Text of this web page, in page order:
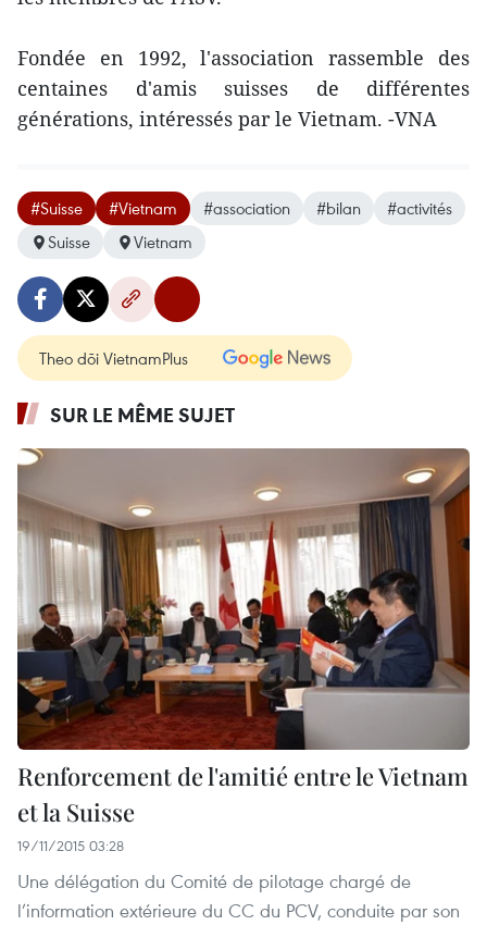
Fondée en 1992, l'association rassemble des
centaines d'amis suisses de différentes
générations, intéressés par le Vietnam. -VNA
#Suisse #Vietnam #association #bilan
#activités
Suisse
Vietnam
Theo dõi VietnamPlus
SUR LE MÊME SUJET
Renforcement de l'amitié entre le Vietnam
et la Suisse
19/11/2015 03:28
Une délégation du Comité de pilotage chargé de
l’information extérieure du CC du PCV, conduite par son